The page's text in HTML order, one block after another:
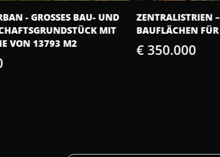
ZENTRALISTRIEN – GRÖSSERE B
AUFLÄCHEN FÜR INVESTOREN
€ 350.000